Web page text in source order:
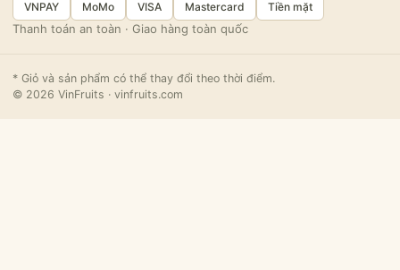
VNPAY MoMo VISA Mastercard Tiền mặt
Thanh toán an toàn · Giao hàng toàn quốc
* Giỏ và sản phẩm có thể thay đổi theo thời điểm.
© 2026 VinFruits · vinfruits.com